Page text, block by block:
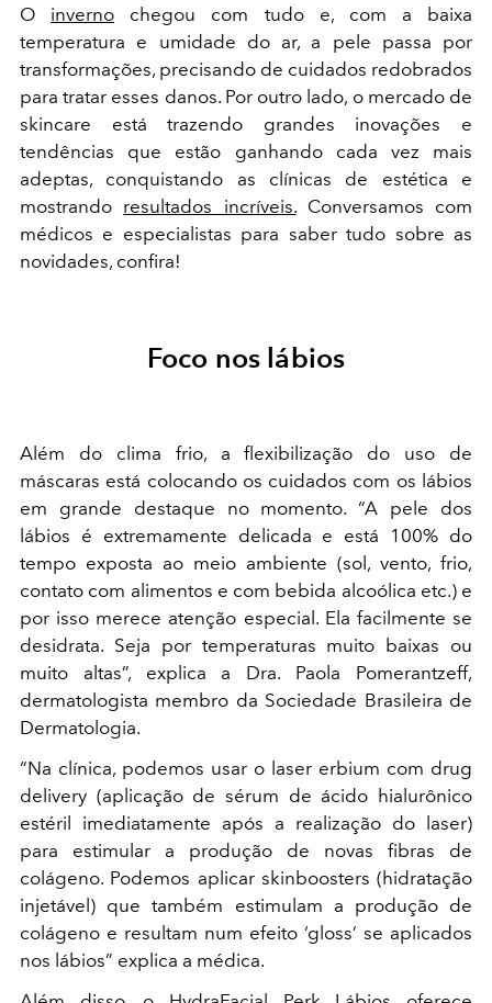
O inverno chegou com tudo e, com a baixa
temperatura e umidade do ar, a pele passa por
transformações, precisando de cuidados redobrados
para tratar esses danos. Por outro lado, o mercado de
skincare está trazendo grandes inovações e
tendências que estão ganhando cada vez mais
adeptas, conquistando as clínicas de estética e
mostrando resultados incríveis.Conversamos com
médicos e especialistas para saber tudo sobre as
novidades, confira!
Foco nos lábios
Além do clima frio, a flexibilização do uso de
máscaras está colocando os cuidados com os lábios
em grande destaque no momento. “A pele dos
lábios é extremamente delicada e está 100% do
tempo exposta ao meio ambiente (sol, vento, frio,
contato com alimentos e com bebida alcoólica etc.) e
por isso merece atenção especial. Ela facilmente se
desidrata. Seja por temperaturas muito baixas ou
muito altas”, explica a Dra. Paola Pomerantzeff,
dermatologista membro da Sociedade Brasileira de
Dermatologia.
“Na clínica, podemos usar o laser erbium com drug
delivery (aplicação de sérum de ácido hialurônico
estéril imediatamente após a realização do laser)
para estimular a produção de novas fibras de
colágeno. Podemos aplicar skinboosters (hidratação
injetável) que também estimulam a produção de
colágeno e resultam num efeito ‘gloss’ se aplicados
nos lábios” explica a médica.